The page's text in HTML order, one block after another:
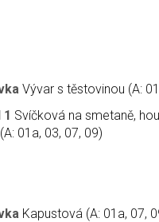
Vývar s těstovinou (A:
1 Svíčková na smetaně,
01a, 03, 07, 09)
Kapustová (A: 01a, 07,